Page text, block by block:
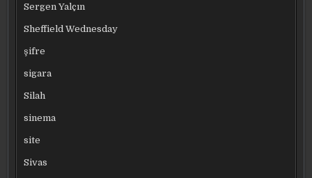
Sergen Yalçın
Sheffield Wednesday
şifre
sigara
Silah
sinema
site
Sivas